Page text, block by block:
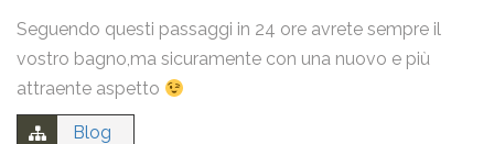
Seguendo questi passaggi in 24 ore avrete sempre il
vostro bagno,ma sicuramente con una nuovo e più
attraente aspetto
Blog